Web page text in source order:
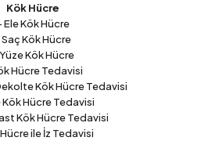
Kök Hücre
Ele Kök Hücre
Kök Hücre
Kök Hücre
Hücre Tedavisi
Kök Hücre Tedavisi
Kök Hücre Tedavisi
Kök Hücre Tedavisi
ile İz Tedavisi